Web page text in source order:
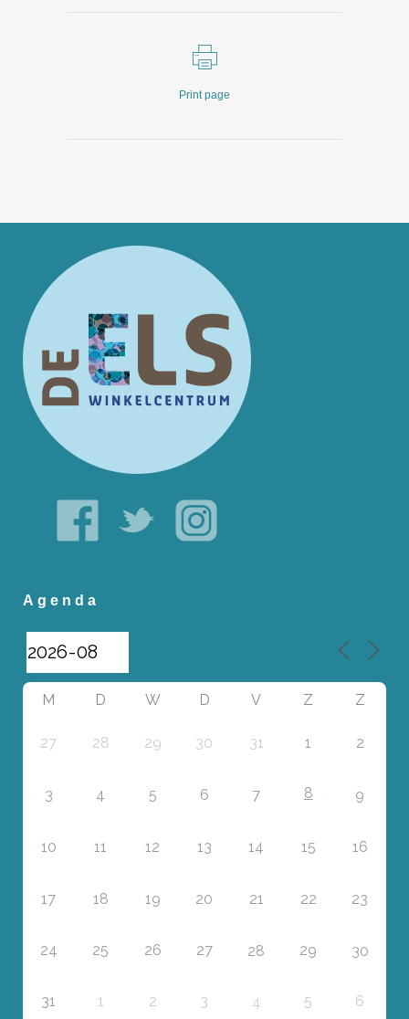
Print page
Agenda
M D W D V Z Z
27 28 29 30 31 1 2
3 4 5 6 7 8 9
10 11 12 13 14 15 16
17 18 19 20 21 22 23
24 25 26 27 28 29 30
31 1 2 3 4 5 6